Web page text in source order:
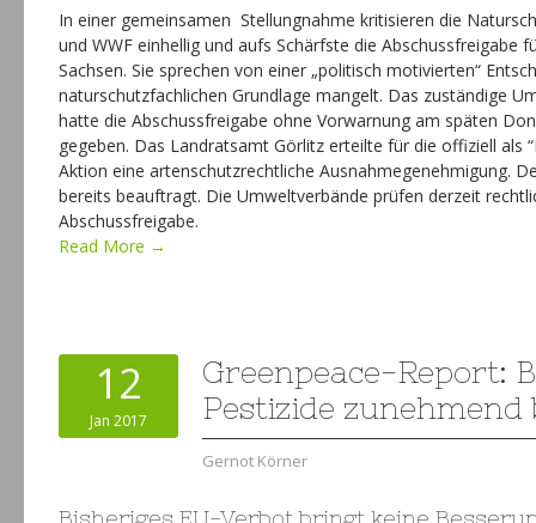
In einer gemeinsamen Stellungnahme kritisieren die
und WWF einhellig und aufs Schärfste die Abschussfreigabe
Sachsen. Sie sprechen von einer „politisch motivierten“
naturschutzfachlichen Grundlage mangelt. Das zuständige
hatte die Abschussfreigabe ohne Vorwarnung am späten
gegeben. Das Landratsamt Görlitz erteilte für die offiziell als
Aktion eine artenschutzrechtliche Ausnahmegenehmigung.
bereits beauftragt. Die Umweltverbände prüfen derzeit
Abschussfreigabe.
Read More →
12
Jan 2017
Greenpeace-Report:
Pestizide zunehmend
Gernot Körner
Bisheriges EU-Verbot bringt keine